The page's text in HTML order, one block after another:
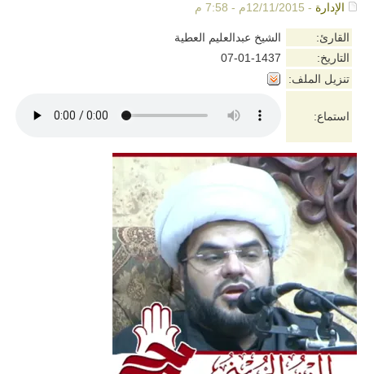
الإدارة - 12/11/2015م - 7:58 م
القارئ:
الشيخ عبدالعليم العطية
التاريخ:
07-01-1437
تنزيل الملف:
استماع: